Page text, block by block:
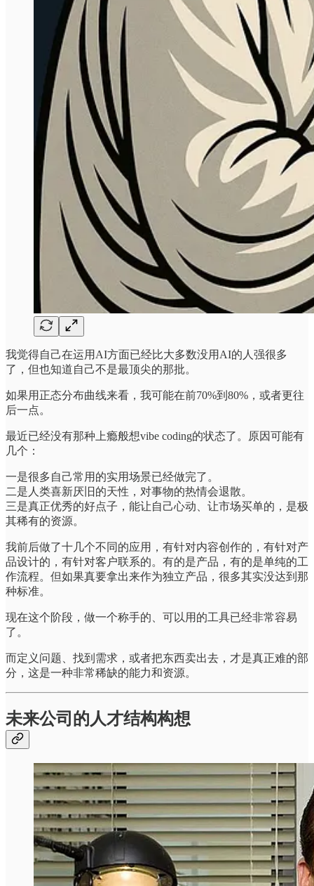
我觉得自己在运用AI方面已经比大多数没用AI的人强很多
了，但也知道自己不是最顶尖的那批。
如果用正态分布曲线来看，我可能在前70%到80%，或者更往
后一点。
最近已经没有那种上瘾般想vibe coding的状态了。原因可能有
几个：
一是很多自己常用的实用场景已经做完了。
二是人类喜新厌旧的天性，对事物的热情会退散。
三是真正优秀的好点子，能让自己心动、让市场买单的，是极
其稀有的资源。
我前后做了十几个不同的应用，有针对内容创作的，有针对产
品设计的，有针对客户联系的。有的是产品，有的是单纯的工
作流程。但如果真要拿出来作为独立产品，很多其实没达到那
种标准。
现在这个阶段，做一个称手的、可以用的工具已经非常容易
了。
而定义问题、找到需求，或者把东西卖出去，才是真正难的部
分，这是一种非常稀缺的能力和资源。
未来公司的人才结构构想